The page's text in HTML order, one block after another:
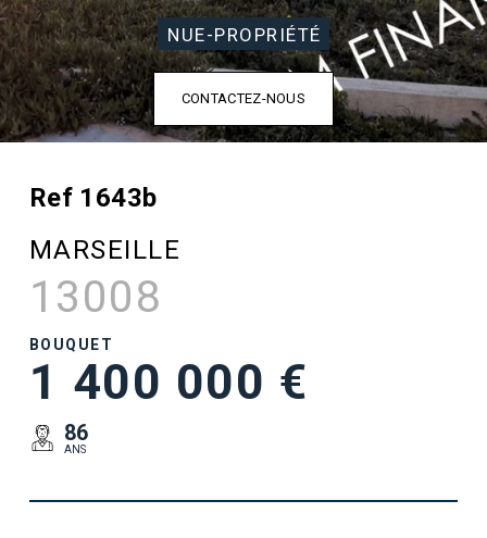
NUE-PROPRIÉTÉ
CONTACTEZ-NOUS
Ref 1643b
MARSEILLE
13008
BOUQUET
1 400 000 €
86
ANS